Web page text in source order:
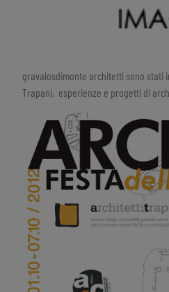
gravalosdimonte architetti sono stati
Trapani, esperienze e progetti di